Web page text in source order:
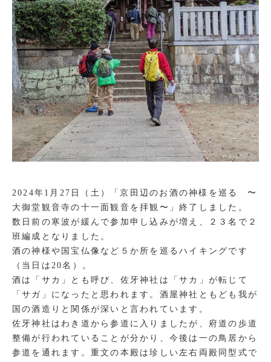
2024年1月27日（土）「京田辺のお酒の神様を巡る 〜
大御堂観音寺の十一面観音を拝観〜」終了しました。
数日前の寒波が緩んで参加申し込みが増え、２３名で２
班編成となりました。
酒の神様や国宝仏像など５か所を巡るハイキングです
（当日は20名）。
酒は「サカ」とも呼び、佐牙神社は「サカ」が転じて
「サガ」になったと思われます。酒屋神社ともども我が
国の酒造りと関係が深いと言われています。
佐牙神社はわき道から参道に入りましたが、府道の歩道
整備が行われていることが分かり、今後は一の鳥居から
参道を通れます。重文の本殿は珍しい左右両殿同型式で